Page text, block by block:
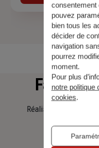
Faites
Réalisez une
consentement
pouvez
bien tous les
décider de
navigation
pourrez
moment.
Pour plus
notre politique
cookies.